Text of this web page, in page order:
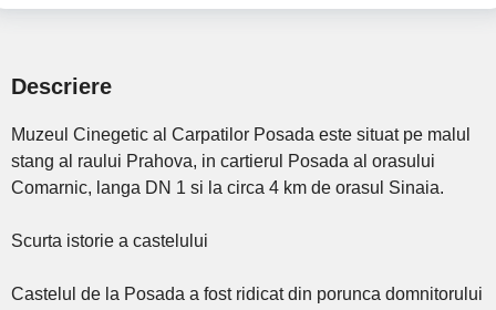
Descriere
Muzeul Cinegetic al Carpatilor Posada este situat pe malul
stang al raului Prahova, in cartierul Posada al orasului
Comarnic, langa DN 1 si la circa 4 km de orasul Sinaia.
Scurta istorie a castelului
Castelul de la Posada a fost ridicat din porunca domnitorului